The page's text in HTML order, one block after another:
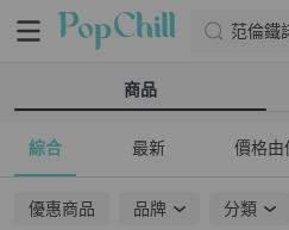
范倫鐵
商品
綜合 最新 價格由
優惠商品 品牌 分類